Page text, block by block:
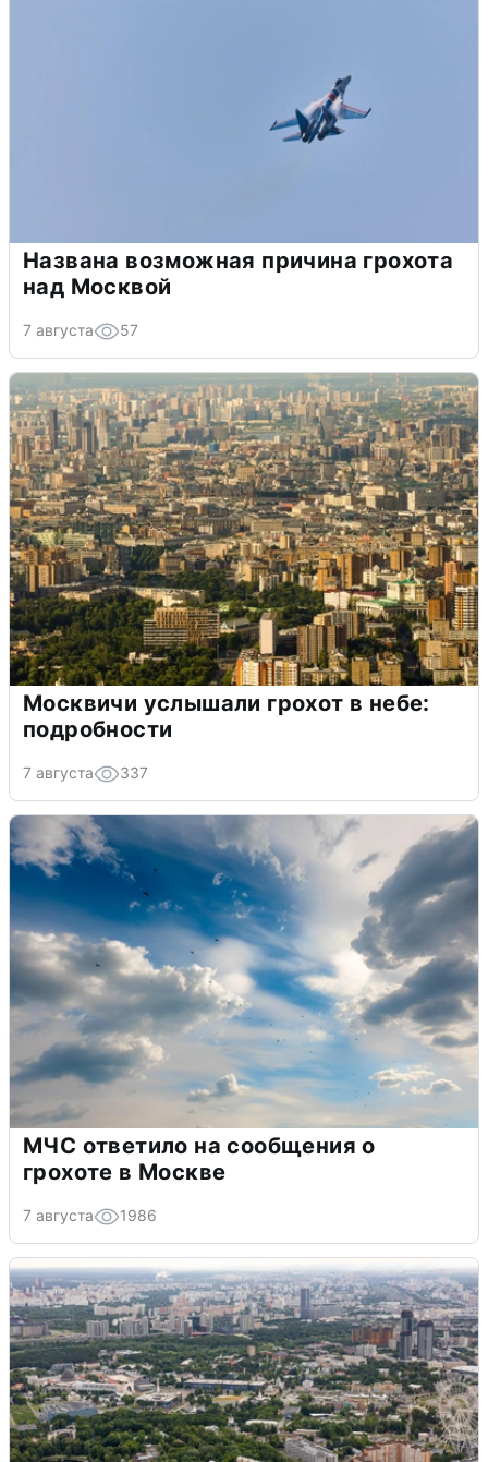
Названа возможная причина грохота
над Москвой
7 августа 57
Москвичи услышали грохот в небе:
подробности
7 августа 337
МЧС ответило на сообщения о
грохоте в Москве
7 августа 1986